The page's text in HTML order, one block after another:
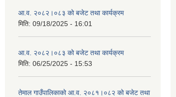
आ.व. २०८२।०८३ को बजेट तथा कार्यक्रम
मिति: 09/18/2025 - 16:01
आ.व. २०८२।०८३ को बजेट तथा कार्यक्रम
मिति: 06/25/2025 - 15:53
तेमाल गाउँपालिकाको आ.व. २०८१।०८२ को बजेट तथा